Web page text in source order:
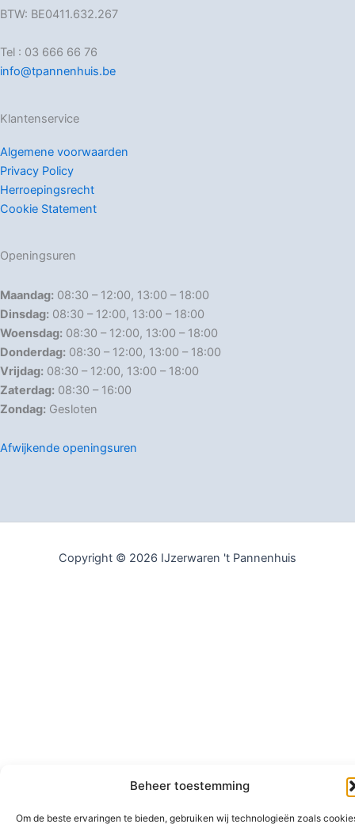
Beheer toestemming
Om de beste ervaringen te bieden, gebruiken wij technologieën zoals
BTW: BE0411.632.267
Tel : 03 666 66 76
info@tpannenhuis.be
Klantenservice
Algemene voorwaarden
Privacy Policy
Herroepingsrecht
Cookie Statement
Openingsuren
Maandag: 08:30 – 12:00, 13:00 – 18:00
Dinsdag: 08:30 – 12:00, 13:00 – 18:00
Woensdag: 08:30 – 12:00, 13:00 – 18:00
Donderdag: 08:30 – 12:00, 13:00 – 18:00
Vrijdag: 08:30 – 12:00, 13:00 – 18:00
Zaterdag: 08:30 – 16:00
Zondag: Gesloten
Afwijkende openingsuren
Copyright © 2026 IJzerwaren 't Pannenhuis